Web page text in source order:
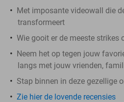
Met imposante videowall die
transformeert
Wie gooit er de meeste strikes
Neem het op tegen jouw
langs met jouw vrienden,
Stap binnen in deze gezellige
Zie hier de lovende recensies